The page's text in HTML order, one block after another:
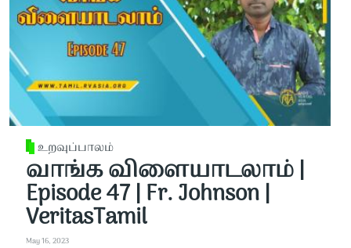
உறவுப்பாலம்
வாங்க விளையாடலாம் |
Episode 47 | Fr. Johnson |
VeritasTamil
May 16, 2023